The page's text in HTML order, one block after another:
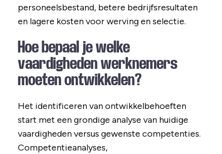
personeelsbestand, betere bedrijfsresultaten
en lagere kosten voor werving en selectie.
Hoe bepaal je welke
vaardigheden werknemers
moeten ontwikkelen?
Het identificeren van ontwikkelbehoeften
start met een grondige analyse van huidige
vaardigheden versus gewenste competenties.
Competentieanalyses,